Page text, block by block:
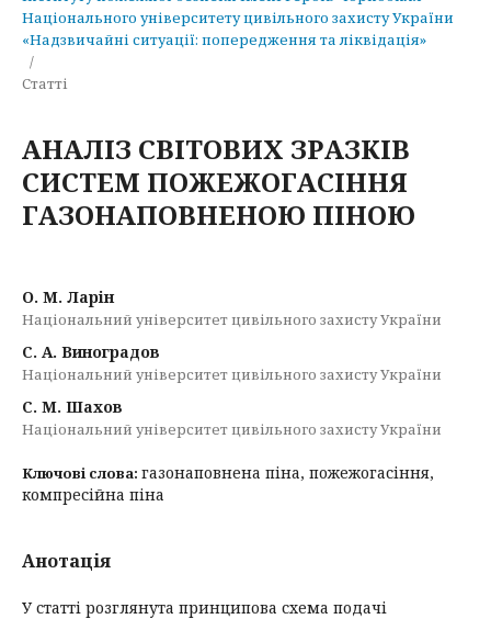
Національного університету цивільного захисту України
«Надзвичайні ситуації: попередження та ліквідація»
/
Статті
АНАЛІЗ СВІТОВИХ ЗРАЗКІВ
СИСТЕМ ПОЖЕЖОГАСІННЯ
ГАЗОНАПОВНЕНОЮ ПІНОЮ
О. М. Ларін
Національний університет цивільного захисту України
С. А. Виноградов
Національний університет цивільного захисту України
С. М. Шахов
Національний університет цивільного захисту України
Ключові слова: газонаповнена піна, пожежогасіння,
компресійна піна
Анотація
У статті розглянута принципова схема подачі